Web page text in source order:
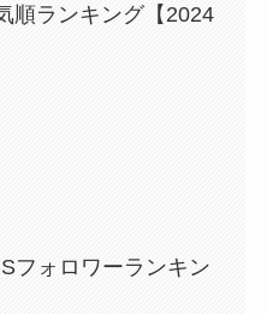
順ランキング【2024
フォロワーランキン